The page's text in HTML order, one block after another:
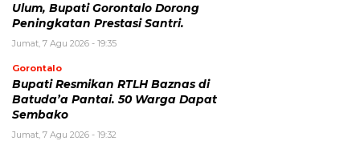
Ulum, Bupati Gorontalo Dorong
Peningkatan Prestasi Santri.
Jumat, 7 Agu 2026 - 19:35
Gorontalo
Bupati Resmikan RTLH Baznas di
Batuda’a Pantai. 50 Warga Dapat
Sembako
Jumat, 7 Agu 2026 - 19:32